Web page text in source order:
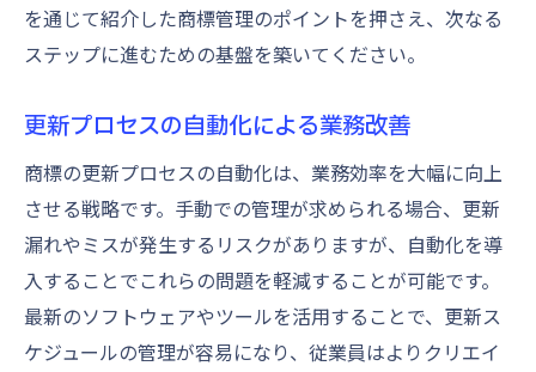
を通じて紹介した商標管理のポイントを押さえ、次なる
ステップに進むための基盤を築いてください。
更新プロセスの自動化による業務改善
商標の更新プロセスの自動化は、業務効率を大幅に向上
させる戦略です。手動での管理が求められる場合、更新
漏れやミスが発生するリスクがありますが、自動化を導
入することでこれらの問題を軽減することが可能です。
最新のソフトウェアやツールを活用することで、更新ス
ケジュールの管理が容易になり、従業員はよりクリエイ